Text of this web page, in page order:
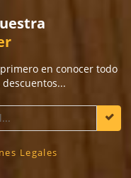
en conocer todo
Legales